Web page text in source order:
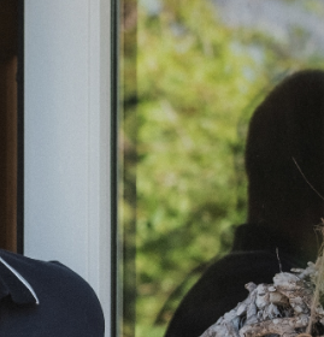
WERDEN! STADTVERBAND
sich vor #1